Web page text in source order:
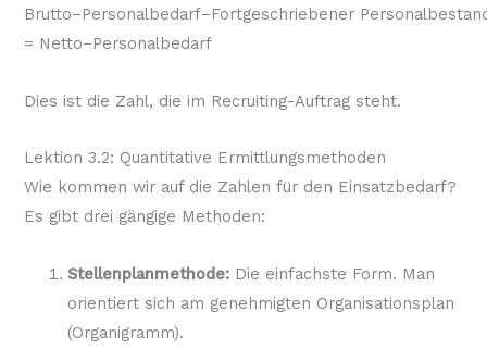
Brutto−Personalbedarf−Fortgeschriebener
= Netto−Personalbedarf
Dies ist die Zahl, die im Recruiting-Auftrag steht.
Lektion 3.2: Quantitative Ermittlungsmethoden
Wie kommen wir auf die Zahlen für den Einsatzbedarf?
Es gibt drei gängige Methoden:
Stellenplanmethode:Die einfachste Form. Man
orientiert sich am genehmigten Organisationsplan
(Organigramm).